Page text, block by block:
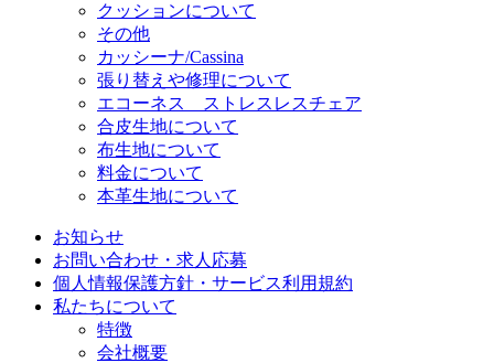
クッションについて
その他
カッシーナ/Cassina
張り替えや修理について
エコーネス ストレスレスチェア
合皮生地について
布生地について
料金について
本革生地について
お知らせ
お問い合わせ・求人応募
個人情報保護方針・サービス利用規約
私たちについて
特徴
会社概要